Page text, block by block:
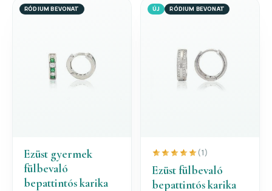
RÓDIUM BEVONAT
Ezüst gyermek
fülbevaló
bepattintós karika
ÚJ RÓDIUM BEVONAT
(1)
Ezüst fülbevaló
bepattintós karika